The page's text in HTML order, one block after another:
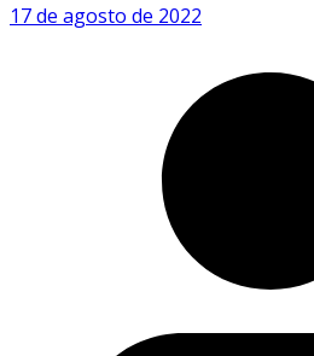
17 de agosto de 2022